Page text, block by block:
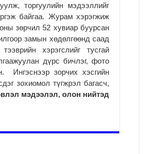
торгуулийн мэдээллийг
байгаа. Журам хэрэгжиж
зөрчил 52 хувиар буурсан
замын хөдөлгөөнд саад
хэрэгслийг тусгай
дүрс бичлэг, фото
Ингэснээр зорчих хэсгийн
зохиомол түгжрэл багасч,
мэдээлэл, олон нийтэд